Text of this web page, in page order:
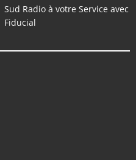
Sud Radio à votre Service avec
Fiducial